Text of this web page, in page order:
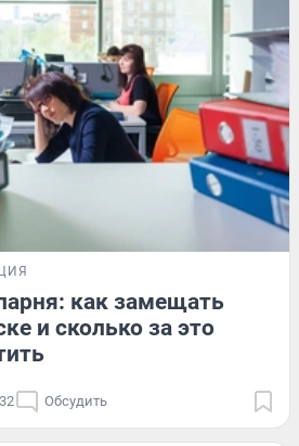
как замещать
и сколько за это
Обсудить